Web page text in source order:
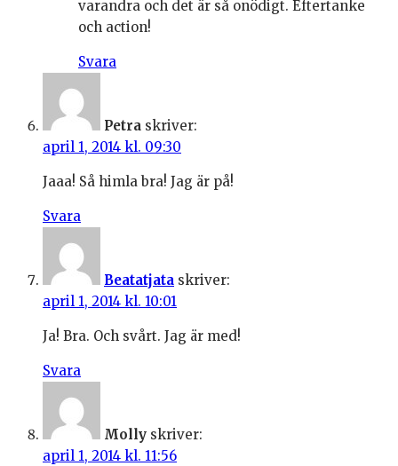
varandra och det är så onödigt. Eftertanke
och action!
Svara
Petra skriver:
april 1, 2014 kl. 09:30
Jaaa! Så himla bra! Jag är på!
Svara
Beatatjata skriver:
april 1, 2014 kl. 10:01
Ja! Bra. Och svårt. Jag är med!
Svara
Molly skriver:
april 1, 2014 kl. 11:56